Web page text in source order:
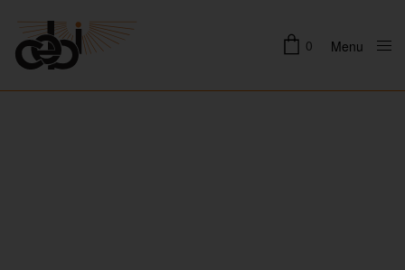
0 Menu